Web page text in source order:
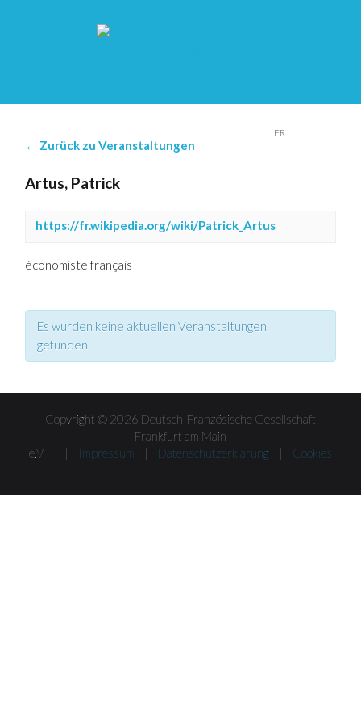
FR
← Zurück zu Veranstaltungen
Artus, Patrick
https://fr.wikipedia.org/wiki/Patrick_Artus
économiste français
Es wurden keine aktuellen Veranstaltungen
gefunden.
Copyright © 2026 Deutsch-Französische Gesellschaft
Frankfurt am Main
e.V. |
Impressum | Datenschutzerklärung | Cookies